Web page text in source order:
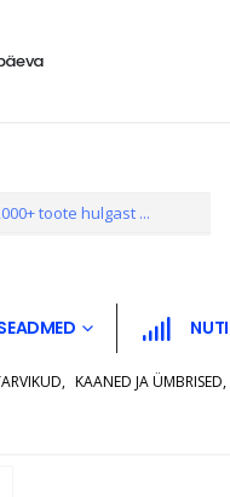
, KAANED JA ÜMBRISED,